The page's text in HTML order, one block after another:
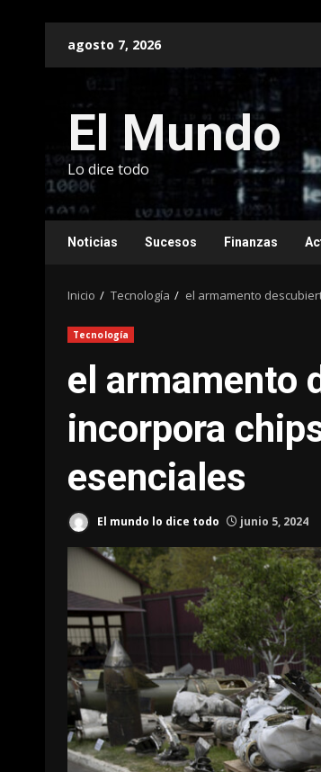
agosto 7, 2026
El Mundo
Lo dice todo
Noticias Sucesos Finanzas
Inicio Tecnología el armamento
Tecnología
el armamento
incorpora
esenciales
El mundo lo dice todo junio 5, 2024